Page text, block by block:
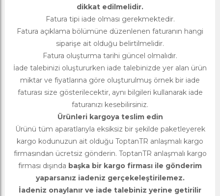
dikkat edilmelidir.
Fatura tipi iade olması gerekmektedir.
Fatura açıklama bölümüne düzenlenen faturanın hangi
siparişe ait olduğu belirtilmelidir.
Fatura oluşturma tarihi güncel olmalıdır.
İade talebinizi oluştururken iade talebinizde yer alan ürün
miktar ve fiyatlarına göre oluşturulmuş örnek bir iade
faturası size gösterilecektir, aynı bilgileri kullanarak iade
faturanızı kesebilirsiniz.
Ürünleri kargoya teslim edin
Ürünü tüm aparatlarıyla eksiksiz bir şekilde paketleyerek
kargo kodunuzun ait olduğu ToptanTR anlaşmalı kargo
firmasından ücretsiz gönderin. ToptanTR anlaşmalı kargo
firması dışında başka bir kargo firması ile gönderim
yaparsanız iadeniz gerçekeleştirilemez.
İadeniz onaylanır ve iade talebiniz yerine getirilir